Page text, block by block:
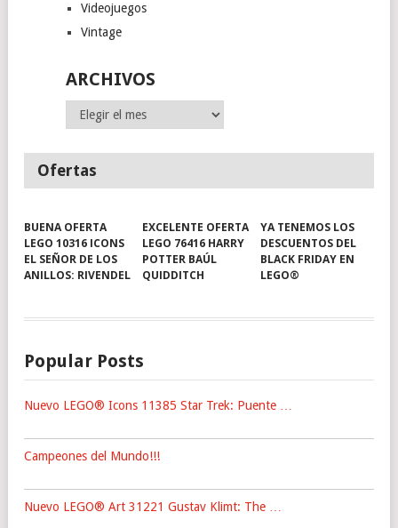
Videojuegos
Vintage
ARCHIVOS
Archivos
Ofertas
BUENA OFERTA
LEGO 10316 ICONS
EL SEÑOR DE LOS
ANILLOS: RIVENDEL
EXCELENTE OFERTA
LEGO 76416 HARRY
POTTER BAÚL
QUIDDITCH
YA TENEMOS LOS
DESCUENTOS DEL
BLACK FRIDAY EN
LEGO®
Popular Posts
Nuevo LEGO® Icons 11385 Star Trek: Puente …
Campeones del Mundo!!!
Nuevo LEGO® Art 31221 Gustav Klimt: The …